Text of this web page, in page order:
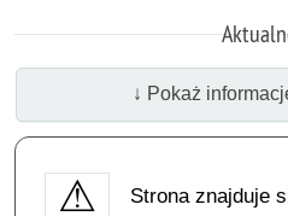
↓ Pokaż
Strona znajduje